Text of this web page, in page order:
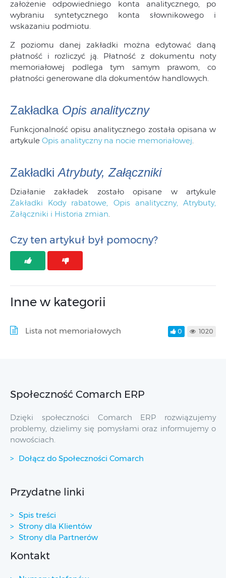
założenie odpowiedniego konta analitycznego, po
wybraniu syntetycznego konta słownikowego i
wskazaniu podmiotu.
Z poziomu danej zakładki można edytować daną
płatność i rozliczyć ją. Płatność z dokumentu noty
memoriałowej podlega tym samym prawom, co
płatności generowane dla dokumentów handlowych.
Zakładka Opis analityczny
Funkcjonalność opisu analitycznego została opisana w
artykule Opis analityczny na nocie memoriałowej
ZakładkiAtrybuty, Załączniki
Działanie zakładek zostało opisane w artykule
Zakładki Kody rabatowe, Opis analityczny, Atrybuty,
Załączniki i Historia zmian
Czy ten artykuł był pomocny?
Inne w kategorii
Lista not memoriałowych 0 1020
Społeczność Comarch ERP
Dzięki społeczności Comarch ERP rozwiązujemy
problemy, dzielimy się pomysłami oraz informujemy o
nowościach.
Dołącz do Społeczności Comarch
Przydatne linki
Spis treści
Strony dla Klientów
Strony dla Partnerów
Kontakt